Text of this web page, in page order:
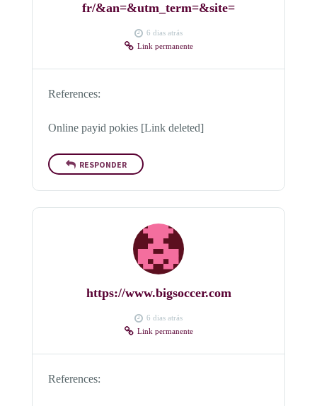
fr/&an=&utm_term=&site=
6 dias atrás
Link permanente
References:
Online payid pokies [Link deleted]
RESPONDER
https://www.bigsoccer.com
6 dias atrás
Link permanente
References: